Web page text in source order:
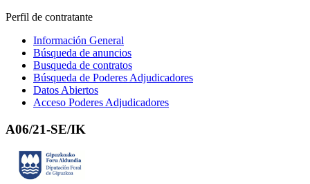
Perfil de contratante
Información General
Búsqueda de anuncios
Busqueda de contratos
Búsqueda de Poderes Adjudicadores
Datos Abiertos
Acceso Poderes Adjudicadores
A06/21-SE/IK